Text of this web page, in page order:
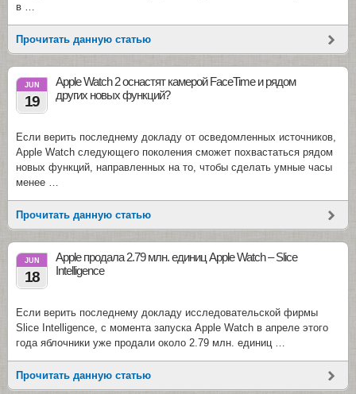
в …
Прочитать данную статью
JUN
19
Apple Watch 2 оснастят камерой FaceTime и рядом
других новых функций?
Если верить последнему докладу от осведомленных источников,
Apple Watch следующего поколения сможет похвастаться рядом
новых функций, направленных на то, чтобы сделать умные часы
менее …
Прочитать данную статью
JUN
18
Apple продала 2.79 млн. единиц Apple Watch – Slice
Intelligence
Если верить последнему докладу исследовательской фирмы
Slice Intelligence, с момента запуска Apple Watch в апреле этого
года яблочники уже продали около 2.79 млн. единиц …
Прочитать данную статью